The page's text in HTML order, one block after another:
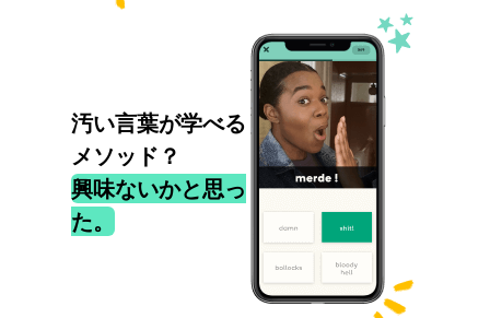
汚い言葉が学べる
メソッド？
興味ないかと思っ
た。